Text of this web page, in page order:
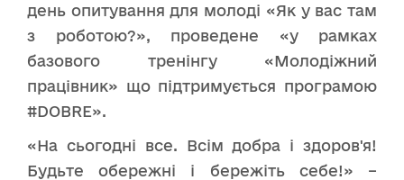
день опитування для молоді «Як у вас там
з роботою?», проведене «у рамках
базового тренінгу «Молодіжний
працівник» що підтримується програмою
#DOBRE».
«На сьогодні все. Всім добра і здоров'я!
Будьте обережні і бережіть себе!» –